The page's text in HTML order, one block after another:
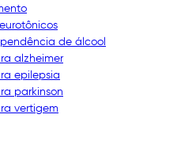
de álcool
alzheimer
epilepsia
parkinson
vertigem